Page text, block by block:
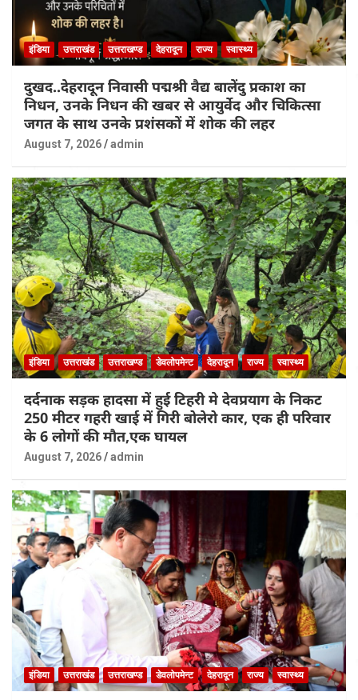
इंडिया उत्तराखंड उत्तराखण्ड देहरादून राज्य स्वास्थ्य
दुखद..देहरादून निवासी पद्मश्री वैद्य बालेंदु प्रकाश का
निधन, उनके निधन की खबर से आयुर्वेद और चिकित्सा
जगत के साथ उनके प्रशंसकों में शोक की लहर
August 7, 2026 admin
इंडिया उत्तराखंड उत्तराखण्ड डेवलोपमेन्ट देहरादून राज्य स्वास्थ्य
दर्दनाक सड़क हादसा में हुई टिहरी मे देवप्रयाग के निकट
250 मीटर गहरी खाई में गिरी बोलेरो कार, एक ही परिवार
के 6 लोगों की मौत,एक घायल
August 7, 2026 admin
इंडिया उत्तराखंड उत्तराखण्ड डेवलोपमेन्ट देहरादून राज्य स्वास्थ्य